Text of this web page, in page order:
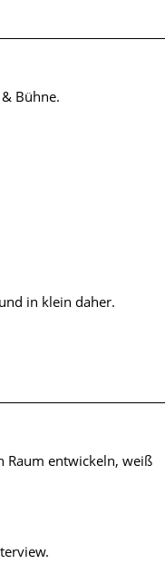
Bühne.
in klein daher.
Raum entwickeln, weiß